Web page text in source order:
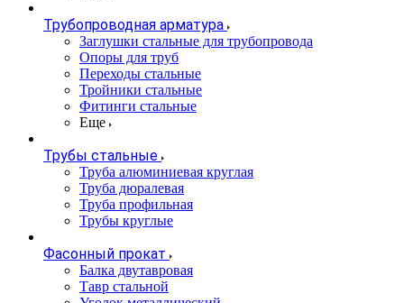
Трубопроводная арматура
Заглушки стальные для трубопровода
Опоры для труб
Переходы стальные
Тройники стальные
Фитинги стальные
Еще
Трубы стальные
Труба алюминиевая круглая
Труба дюралевая
Труба профильная
Трубы круглые
Фасонный прокат
Балка двутавровая
Тавр стальной